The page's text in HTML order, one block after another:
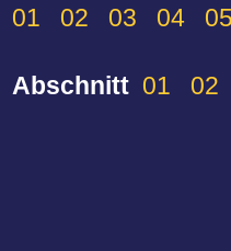
01
02 03 04 05
Abschnitt 01 02